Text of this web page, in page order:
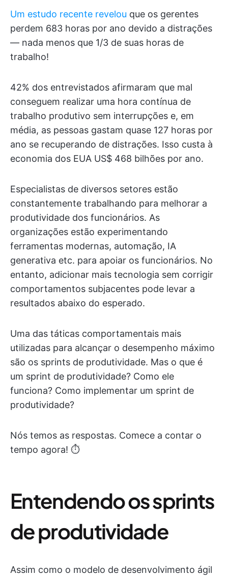
Um estudo recente revelou que os gerentes
perdem 683 horas por ano devido a distrações
— nada menos que 1/3 de suas horas de
trabalho!
42% dos entrevistados afirmaram que mal
conseguem realizar uma hora contínua de
trabalho produtivo sem interrupções e, em
média, as pessoas gastam quase 127 horas por
ano se recuperando de distrações. Isso custa à
economia dos EUA US$ 468 bilhões por ano.
Especialistas de diversos setores estão
constantemente trabalhando para melhorar a
produtividade dos funcionários. As
organizações estão experimentando
ferramentas modernas, automação, IA
generativa etc. para apoiar os funcionários. No
entanto, adicionar mais tecnologia sem corrigir
comportamentos subjacentes pode levar a
resultados abaixo do esperado.
Uma das táticas comportamentais mais
utilizadas para alcançar o desempenho máximo
são os sprints de produtividade. Mas o que é
um sprint de produtividade? Como ele
funciona? Como implementar um sprint de
produtividade?
Nós temos as respostas. Comece a contar o
tempo agora! ⏱️
Entendendo os sprints
de produtividade
Assim como o modelo de desenvolvimento ágil